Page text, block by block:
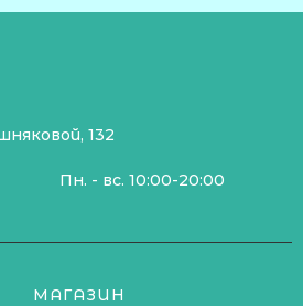
132
Пн. - вс. 10:00-20:00
МАГАЗИН